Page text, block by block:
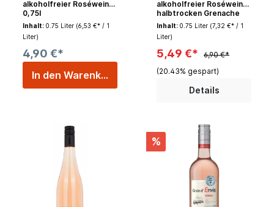
alkoholfreier Roséwein
0,75l
Inhalt: 0.75 Liter (6,53 €* / 1
Liter)
4,90 €*
In den Warenkorb
alkoholfreier Roséwein
halbtrocken Grenache
0,75l
Inhalt: 0.75 Liter (7,32 €* / 1
Liter)
5,49 €*
6,90 €*
(20.43% gespart)
Details
%